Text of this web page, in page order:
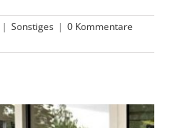
| Sonstiges | 0 Kommentare